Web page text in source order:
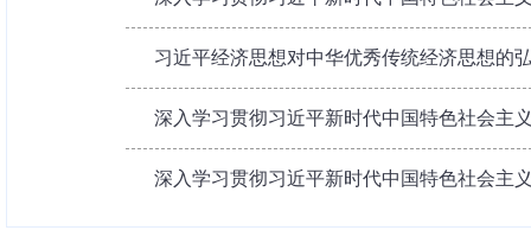
习近平经济思想对中华优秀传统经济思想的
深入学习贯彻习近平新时代中国特色社会主
深入学习贯彻习近平新时代中国特色社会主